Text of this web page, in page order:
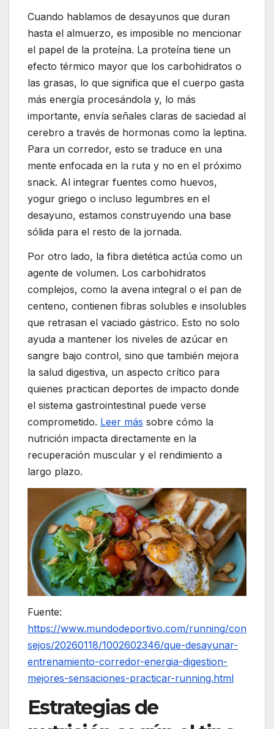
Cuando hablamos de desayunos que duran
hasta el almuerzo, es imposible no mencionar
el papel de la proteína. La proteína tiene un
efecto térmico mayor que los carbohidratos o
las grasas, lo que significa que el cuerpo gasta
más energía procesándola y, lo más
importante, envía señales claras de saciedad al
cerebro a través de hormonas como la leptina.
Para un corredor, esto se traduce en una
mente enfocada en la ruta y no en el próximo
snack. Al integrar fuentes como huevos,
yogur griego o incluso legumbres en el
desayuno, estamos construyendo una base
sólida para el resto de la jornada.
Por otro lado, la fibra dietética actúa como un
agente de volumen. Los carbohidratos
complejos, como la avena integral o el pan de
centeno, contienen fibras solubles e insolubles
que retrasan el vaciado gástrico. Esto no solo
ayuda a mantener los niveles de azúcar en
sangre bajo control, sino que también mejora
la salud digestiva, un aspecto crítico para
quienes practican deportes de impacto donde
el sistema gastrointestinal puede verse
comprometido. Leer más sobre cómo la
nutrición impacta directamente en la
recuperación muscular y el rendimiento a
largo plazo.
Fuente:
https://www.mundodeportivo.com/running/con
sejos/20260118/1002602346/que-desayunar-
entrenamiento-corredor-energia-digestion-
mejores-sensaciones-practicar-running.html
Estrategias de